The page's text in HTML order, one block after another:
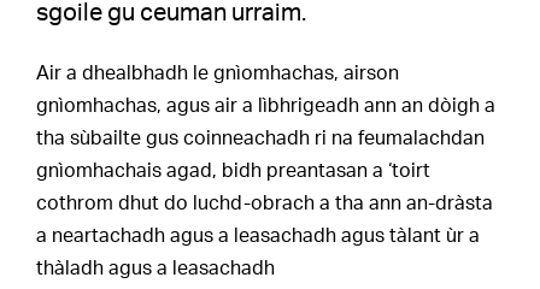
sgoile gu ceuman urraim.
Air a dhealbhadh le gnìomhachas, airson
gnìomhachas, agus air a lìbhrigeadh ann an dòigh a
tha sùbailte gus coinneachadh ri na feumalachdan
gnìomhachais agad, bidh preantasan a ‘toirt
cothrom dhut do luchd-obrach a tha ann an-dràsta
a neartachadh agus a leasachadh agus tàlant ùr a
thàladh agus a leasachadh